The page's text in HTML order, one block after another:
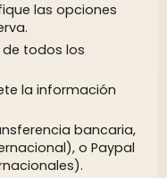
las opciones
de todos los
la información
bancaria,
o Paypal